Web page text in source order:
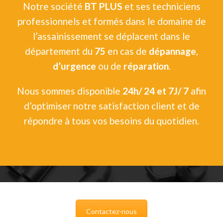
Notre société BT PLUS et ses techniciens
professionnels et formés dans le domaine de
l’assainissement se déplacent dans le
département du 75 en cas de dépannage,
d’urgence ou de réparation.
Nous sommes disponible 24h/ 24 et 7J/ 7 afin
d’optimiser notre satisfaction client et de
répondre à tous vos besoins du quotidien.
Contactez-nous